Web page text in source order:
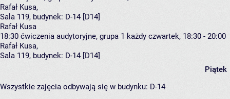
Rafał Kusa,
Sala 119, budynek: D-14 [D14]
Rafał Kusa
18:30 ćwiczenia audytoryjne, grupa 1 każdy czwartek, 18:30 - 20:00
Rafał Kusa,
Sala 119, budynek: D-14 [D14]
Piątek
Wszystkie zajęcia odbywają się w budynku: D-14